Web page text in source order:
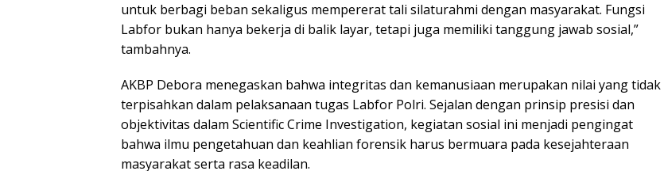
untuk berbagi beban sekaligus mempererat tali silaturahmi dengan masyarakat. Fungsi
Labfor bukan hanya bekerja di balik layar, tetapi juga memiliki tanggung jawab sosial,”
tambahnya.
AKBP Debora menegaskan bahwa integritas dan kemanusiaan merupakan nilai yang tidak
terpisahkan dalam pelaksanaan tugas Labfor Polri. Sejalan dengan prinsip presisi dan
objektivitas dalam Scientific Crime Investigation, kegiatan sosial ini menjadi pengingat
bahwa ilmu pengetahuan dan keahlian forensik harus bermuara pada kesejahteraan
masyarakat serta rasa keadilan.